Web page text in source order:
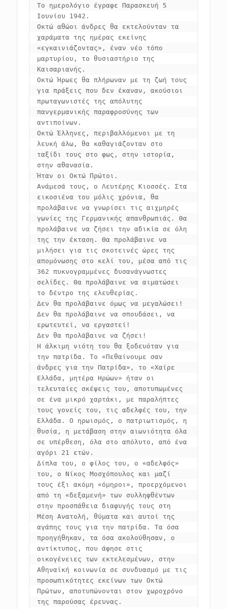
Το ημερολόγιο έγραφε Παρασκευή 5
Ιουνίου 1942.
Οκτώ αθώοι άνδρες θα εκτελούνταν τα
χαράματα της ημέρας εκείνης
«εγκαινιάζοντας», έναν νέο τόπο
μαρτυρίου, το θυσιαστήριο της
Καισαριανής.
Οκτώ Ήρωες θα πλήρωναν με τη ζωή τους
για πράξεις που δεν έκαναν, ακούσιοι
πρωταγωνιστές της απόλυτης
πανγερμανικής παραφροσύνης των
αντιποίνων.
Οκτώ Έλληνες, περιβαλλόμενοι με τη
λευκή άλω, θα καθαγιάζονταν στο
ταξίδι τους στο φως, στην ιστορία,
στην αθανασία.
Ήταν οι Οκτώ Πρώτοι.
Ανάμεσά τους, ο Λευτέρης Κιοσσές. Στα
εικοσιένα του μόλις χρόνια, θα
προλάβαινε να γνωρίσει τις αιχμηρές
γωνίες της Γερμανικής απανθρωπιάς. Θα
προλάβαινε να ζήσει την αδικία σε όλη
της την έκταση. Θα προλάβαινε να
μιλήσει για τις σκοτεινές ώρες της
απομόνωσης στο κελί του, μέσα από τις
362 πυκνογραμμένες δυσανάγνωστες
σελίδες. Θα προλάβαινε να αιματώσει
το δέντρο της ελευθερίας.
Δεν θα προλάβαινε όμως να μεγαλώσει!
Δεν θα προλάβαινε να σπουδάσει, να
ερωτευτεί, να εργαστεί!
Δεν θα προλάβαινε να ζήσει!
Η άλκιμη νιότη του θα ξοδευόταν για
την πατρίδα. Το «Πεθαίνουμε σαν
άνδρες για την Πατρίδα», το «Χαίρε
Ελλάδα, μητέρα Ηρώων» ήταν οι
τελευταίες σκέψεις του, αποτυπωμένες
σε ένα μικρό χαρτάκι, με παραλήπτες
τους γονείς του, τις αδελφές του, την
Ελλάδα. Ο ηρωισμός, ο πατριωτισμός, η
θυσία, η μετάβαση στην αιωνιότητα όλα
σε υπέρθεση, όλα στο απόλυτο, από ένα
αγόρι 21 ετών.
Δίπλα του, ο φίλος του, ο «αδελφός»
του, ο Νίκος Μοσχόπουλος και μαζί
τους έξι ακόμη «όμηροι», προερχόμενοι
από τη «δεξαμενή» των συλληφθέντων
στην προσπάθεια διαφυγής τους στη
Μέση Ανατολή, θύματα και αυτοί της
αγάπης τους για την πατρίδα. Τα όσα
προηγήθηκαν, τα όσα ακολούθησαν, ο
αντίκτυπος, που άφησε στις
οικογένειες των εκτελεσμένων, στην
Αθηναϊκή κοινωνία σε συνδυασμό με τις
προσωπικότητες εκείνων των Οκτώ
Πρώτων, αποτυπώνονται στον χωροχρόνο
της παρούσας έρευνας.